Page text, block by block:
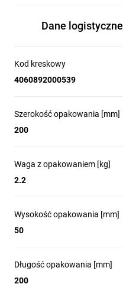
Dane logistyczne
Kod kreskowy
4060892000539
Szerokość opakowania [mm]
200
Waga z opakowaniem [kg]
2.2
Wysokość opakowania [mm]
50
Długość opakowania [mm]
200